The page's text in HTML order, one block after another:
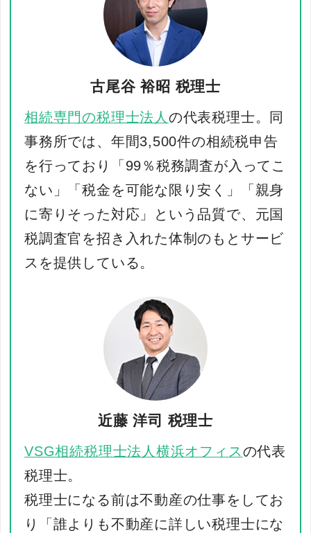
古尾谷 裕昭 税理士
相続専門の税理士法人 の代表税理士。同
事務所では、年間3,500件の相続税申告
を行っており「99％税務調査が入ってこ
ない」「税金を可能な限り安く」「親身
に寄りそった対応」という品質で、元国
税調査官を招き入れた体制のもとサービ
スを提供している。
近藤 洋司 税理士
VSG相続税理士法人横浜オフィスの代表
税理士。
税理士になる前は不動産の仕事をしてお
り「誰よりも不動産に詳しい税理士にな